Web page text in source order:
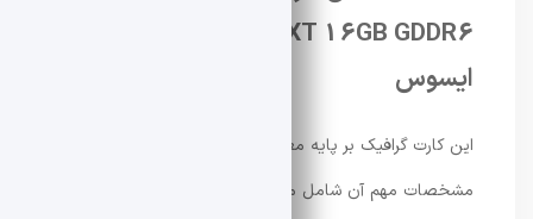
Radeon RX 9060 XT 16GB GDDR6
ایسوس
مشخصات مهم آن شامل موارد زیر است: